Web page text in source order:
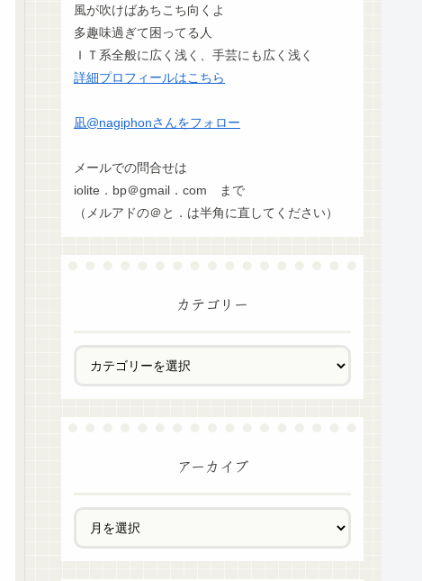
風が吹けばあちこち向くよ
多趣味過ぎて困ってる人
ＩＴ系全般に広く浅く、手芸にも広く浅く
詳細プロフィールはこちら
凪@nagiphonさんをフォロー
メールでの問合せは
iolite．bp＠gmail．com まで
（メルアドの＠と．は半角に直してください）
カテゴリー
アーカイブ